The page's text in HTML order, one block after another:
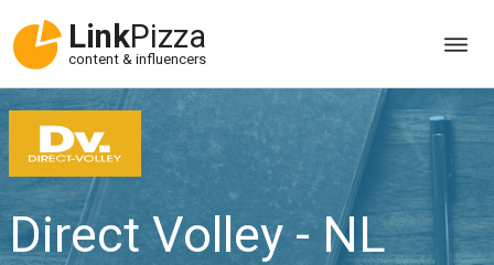
LinkPizza
content & influencers
Direct Volley - NL